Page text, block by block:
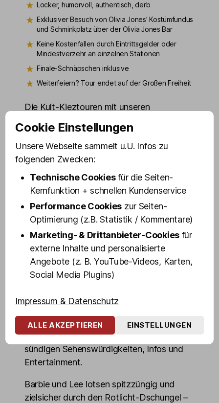
Locker, humorvoll, authentisch, derb
Exklusiver Besuch von Olivia Jones' Kostümfundus
und Schminkplatz über der Olivia Jones Bar
Keine Kostenfallen durch Eintrittsgelder oder
Mindestverzehr an einzelnen Stationen
Finale-Schnäpschen inklusive
Weiterfeiern? Tour endet auf der Großen Freiheit
Die Kult-Kieztouren mit unseren
Jones Familie gelten völlig zu Recht als
schrillste Führungen rund um die
Reeperbahn.
Barbie Stupid und Lee Jackson, unsere
Stars aus Olivias Show Club, kennen den
Kiez und seine Kneipen, Clubs und
Kaschemmen wie ihre Westentasche. Sie
sind nicht einfach nur Drag Queens, sie
sind unsere »Queens of Drag«. Die beiden
feierten sogar schon mit Rolling Stone
Mick Jagger und Deutschlands
Die Kieztour unserer ungleichen Travestie-
Zwillinge ist eine echte Sightseeing Show
mit einem tollen Mix aus flotten Sprüchen,
sündigen Sehenswürdigkeiten, Infos und
Entertainment.
Barbie und Lee lotsen spitzzüngig und
zielsicher durch den Rotlicht-Dschungel –
Cookie Einstellungen
Unsere Webseite sammelt u.U. Infos zu
folgenden Zwecken:
Technische Cookiesfür die Seiten-
Kernfunktion + schnellen Kundenservice
Performance Cookies zur Seiten-
Optimierung (z.B. Statistik / Kommentare)
Marketing- & Drittanbieter-Cookies für
externe Inhalte und personalisierte
Angebote (z. B. YouTube-Videos, Karten,
Social Media Plugins)
Impressum & Datenschutz
ALLE AKZEPTIEREN EINSTELLUNGEN